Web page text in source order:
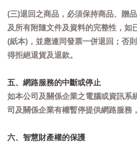
(三)退回之商品，必須保持商品、贈
及所有附隨文件及資料的完整性，如
(紙本)，並應連同發票一併退回；否
得拒絕退貨及退款。
五、網路服務的中斷或停止
如本公司及關係企業之電腦或資訊系
司及關係企業有權暫停提供網路服務
六、智慧財產權的保護